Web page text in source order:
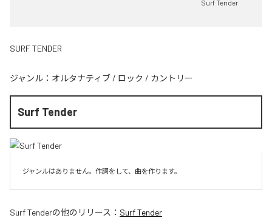
Surf Tender
SURF TENDER
ジャンル： オルタナティブ / ロック / カントリー
Surf Tender
ジャンルはありません。作詞をして、曲を作ります。
Surf Tenderの他のリリース： Surf Tender